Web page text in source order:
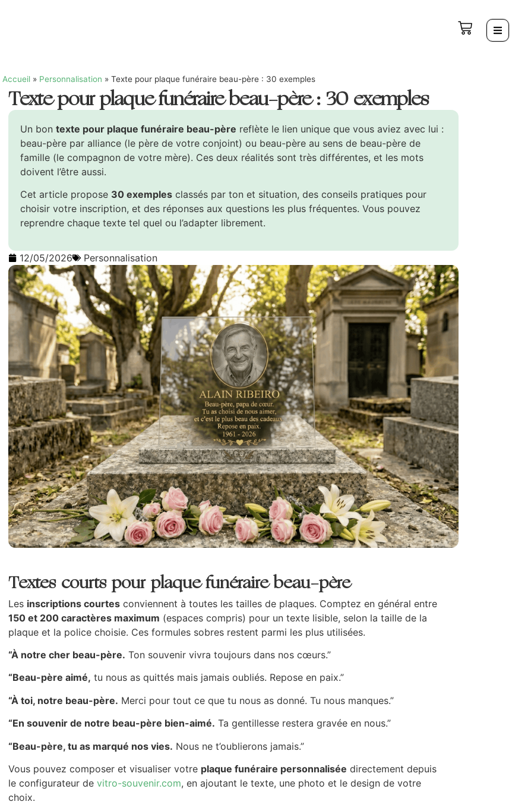
Accueil » Personnalisation » Texte pour plaque funéraire beau-père : 30 exemples
Texte pour plaque funéraire beau-père : 30 exemples
Un bon texte pour plaque funéraire beau-père reflète le lien unique que vous aviez avec lui :
beau-père par alliance (le père de votre conjoint) ou beau-père au sens de beau-père de
famille (le compagnon de votre mère). Ces deux réalités sont très différentes, et les mots
doivent l’être aussi.
Cet article propose 30 exemples classés par ton et situation, des conseils pratiques pour
choisir votre inscription, et des réponses aux questions les plus fréquentes. Vous pouvez
reprendre chaque texte tel quel ou l’adapter librement.
12/05/2026 Personnalisation
Textes courts pour plaque funéraire beau-père
Les inscriptions courtes conviennent à toutes les tailles de plaques. Comptez en général entre
150 et 200 caractères maximum (espaces compris) pour un texte lisible, selon la taille de la
plaque et la police choisie. Ces formules sobres restent parmi les plus utilisées.
“À notre cher beau-père. Ton souvenir vivra toujours dans nos cœurs.”
“Beau-père aimé, tu nous as quittés mais jamais oubliés. Repose en paix.”
“À toi, notre beau-père. Merci pour tout ce que tu nous as donné. Tu nous manques.”
“En souvenir de notre beau-père bien-aimé. Ta gentillesse restera gravée en nous.”
“Beau-père, tu as marqué nos vies. Nous ne t’oublierons jamais.”
Vous pouvez composer et visualiser votre plaque funéraire personnalisée directement depuis
le configurateur de vitro-souvenir.com, en ajoutant le texte, une photo et le design de votre
choix.